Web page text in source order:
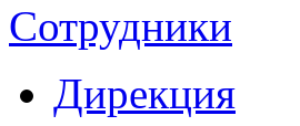
Сотрудники
Дирекция